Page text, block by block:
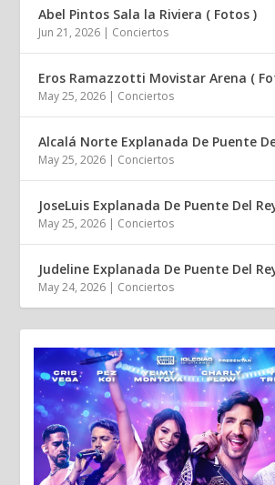
Abel Pintos Sala la Riviera ( Fotos )
Jun 21, 2026 | Conciertos
Eros Ramazzotti Movistar Arena (
May 25, 2026 | Conciertos
Alcalá Norte Explanada De Puente
May 25, 2026 | Conciertos
JoseLuis Explanada De Puente Del
May 25, 2026 | Conciertos
Judeline Explanada De Puente Del
May 24, 2026 | Conciertos